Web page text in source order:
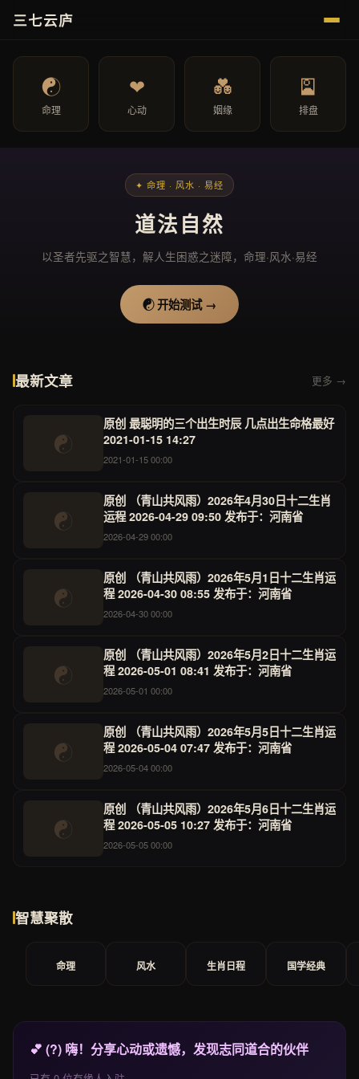
三七云庐
☯
命理
❤
心动
💑
姻缘
🎴
排盘
✦ 命理 · 风水 · 易经
道法自然
以圣者先驱之智慧，解人生困惑之迷障，命理·风水·易经
☯ 开始测试 →
最新文章 更多 →
☯
原创 最聪明的三个出生时辰 几点出生命格最好
2021-01-15 14:27
2021-01-15 00:00
☯
原创 （青山共风雨）2026年4月30日十二生肖
运程 2026-04-29 09:50 发布于：河南省
2026-04-29 00:00
☯
原创 （青山共风雨）2026年5月1日十二生肖运
程 2026-04-30 08:55 发布于：河南省
2026-04-30 00:00
☯
原创 （青山共风雨）2026年5月2日十二生肖运
程 2026-05-01 08:41 发布于：河南省
2026-05-01 00:00
☯
原创 （青山共风雨）2026年5月5日十二生肖运
程 2026-05-04 07:47 发布于：河南省
2026-05-04 00:00
☯
原创 （青山共风雨）2026年5月6日十二生肖运
程 2026-05-05 10:27 发布于：河南省
2026-05-05 00:00
智慧聚散
命理 风水 生肖日程 国学经典
💕 (?) 嗨！分享心动或遗憾，发现志同道合的伙伴